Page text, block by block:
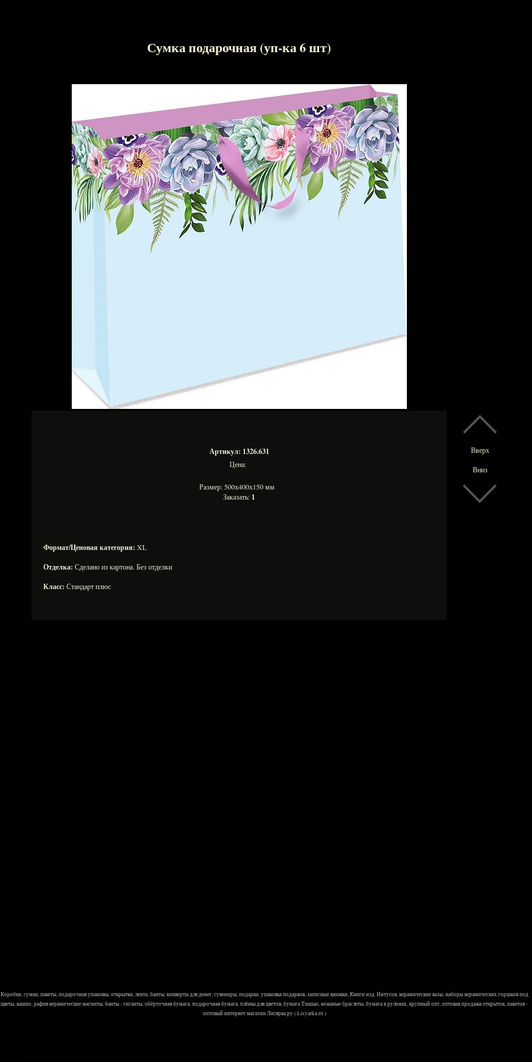
Вверх
Вниз
Сумка подарочная (уп-ка 6 шт)
Артикул: 1326.631
Цена:
Размер: 500х400х150 мм
Заказать: 1
Формат/Ценовая категория: XL
Отделка: Сделано из картона. Без отделки
Класс: Стандарт плюс
Коробки, сумки, пакеты, подарочная упаковка, открытки, лента, банты, конверты для денег, сувениры, подарки, упаковка подарков, записные книжки, Книги изд. Нитусов, керамические вазы, наборы керамических горшков под
цветы, кашпо, рафия керамические магниты, банты - гиганты, обёрточная бумага, подарочная бумага, плёнка для цветов, бумага Тишью, кожаные браслеты, бумага в рулонах, крупный опт, оптовая продажа открыток, пакетов -
оптовый интернет магазин Лисярка.ру ( Lisyarka.ru )